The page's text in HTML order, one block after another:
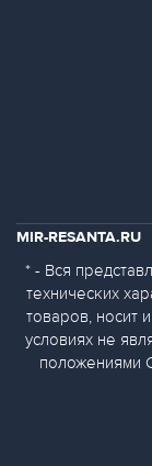
MIR-RESANTA.RU
* - Вся
технических
товаров, носит
условиях не
положениями